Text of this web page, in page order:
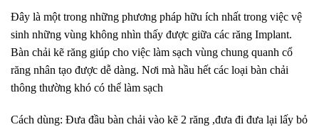
Đây là một trong những phương pháp hữu ích nhất trong việc vệ
sinh những vùng không nhìn thấy được giữa các răng Implant.
Bàn chải kẽ răng giúp cho việc làm sạch vùng chung quanh cổ
răng nhân tạo được dễ dàng. Nơi mà hầu hết các loại bàn chải
thông thường khó có thể làm sạch
Cách dùng: Đưa đầu bàn chải vào kẽ 2 răng ,đưa đi đưa lại lấy bỏ